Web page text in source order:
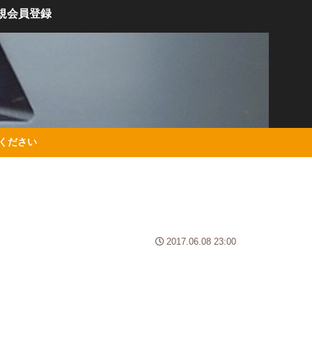
会員登録
ださい
2017.06.08 23:00